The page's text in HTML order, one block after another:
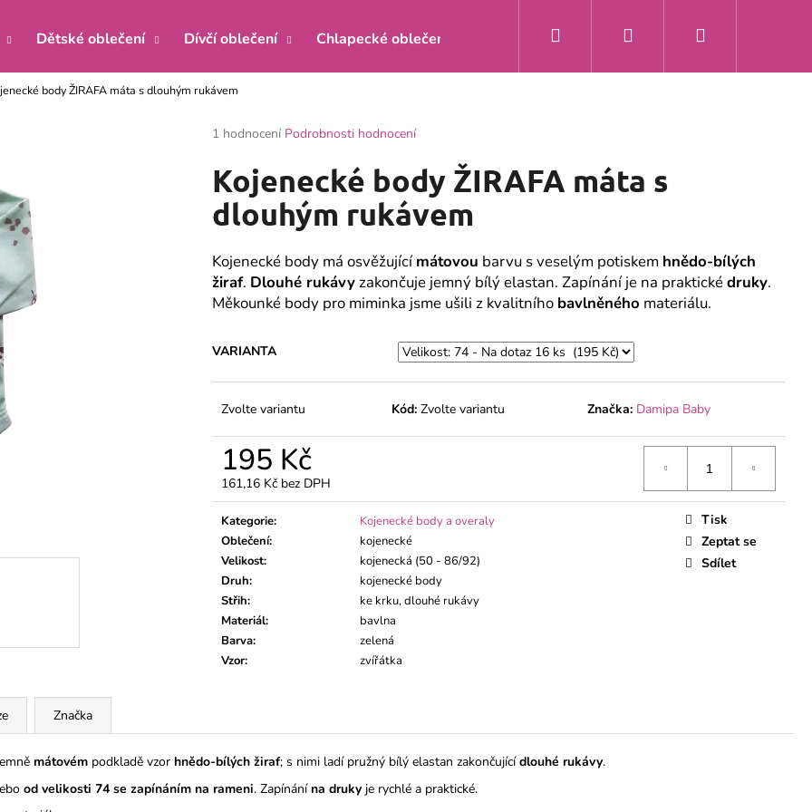
Dětské oblečení Dívčí oblečení Chlapecké oblečení Doprava a platba Kontakty
Přihlášení
body ŽIRAFA máta s dlouhým rukávem
Průměrné
produktu
je
5,0
z
hvězdiček.
1 hodnocení Podrobnosti hodnocení
Kojenecké body ŽIRAFA máta s
dlouhým rukávem
Kojenecké body má osvěžujícímátovou barvu s veselým potiskem hnědo-bílých
žiraf. Dlouhé rukávy zakončuje jemný bílý elastan. Zapínání je na praktickédruky.
Měkounké body pro miminka jsme ušili z kvalitního bavlněného materiálu.
VARIANTA
Zvolte variantu Kód: Zvolte variantu Značka: Damipa Baby
195 Kč
161,16 Kč bez DPH
Měrná
cena:
Kategorie:
Kojenecké body a overaly
Oblečení:
kojenecké
Velikost:
kojenecká (50 - 86/92)
Druh:
kojenecké body
Střih:
ke krku, dlouhé rukávy
Materiál:
bavlna
Barva:
zelená
Vzor: zvířátka
Tisk
Zeptat se
Sdílet
Značka
mátovém podkladě vzor hnědo-bílých žiraf; s nimi ladí pružný bílý elastan zakončujícídlouhé rukávy.
od velikosti 74 se zapínáním na rameni. Zapínánína druky je rychlé a praktické.
Co potřebujete najít?
HLEDAT
KABÁTEK ŽIRAFA MÁTA
Kč
DLOUHÝM RUKÁVEM
195 Kč